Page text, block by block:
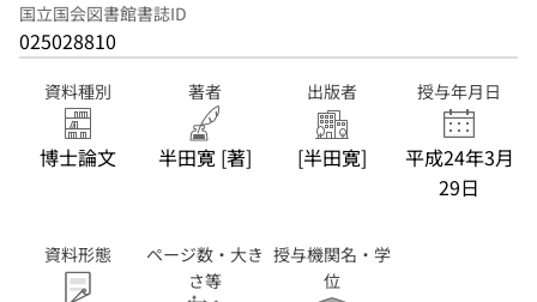
国立国会図書館書誌ID
025028810
資料種別
博士論文
著者
半田寛 [著]
出版者
[半田寛]
授与年月日
平成24年3月
29日
資料形態
ページ数・大き
さ等
授与機関名・学
位